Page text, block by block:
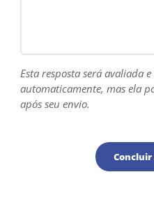
Esta resposta será avaliada
automaticamente, mas ela
após seu envio.